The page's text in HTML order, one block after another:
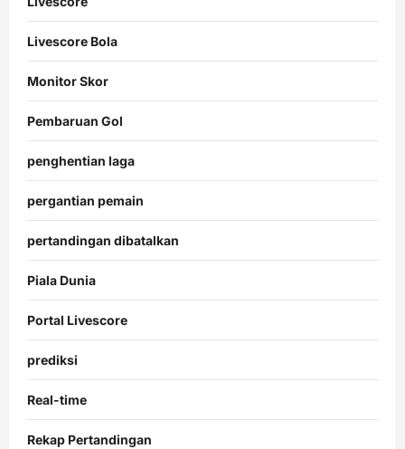
Livescore Bola
Monitor Skor
Pembaruan Gol
penghentian laga
pergantian pemain
pertandingan dibatalkan
Piala Dunia
Portal Livescore
prediksi
Real-time
Rekap Pertandingan